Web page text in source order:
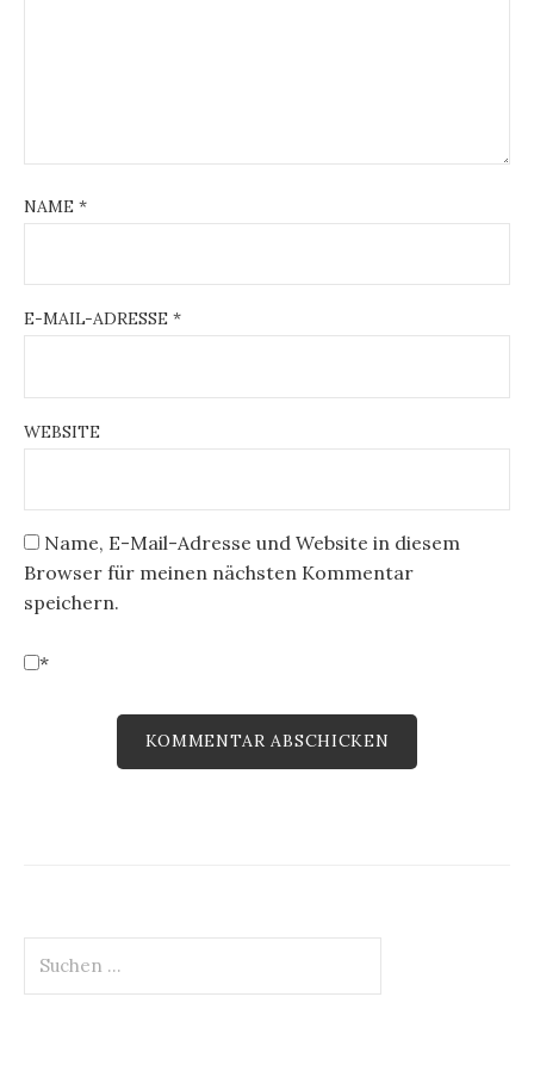
NAME *
E-MAIL-ADRESSE *
WEBSITE
Name, E-Mail-Adresse und Website in diesem
Browser für meinen nächsten Kommentar
speichern.
*
nach: